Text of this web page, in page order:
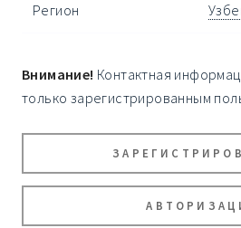
Регион
Внимание! Контактная
только зарегистрированным